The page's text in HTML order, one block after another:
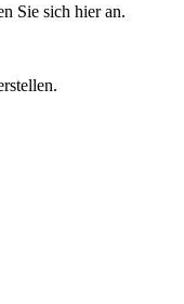
Sie sich hier an.